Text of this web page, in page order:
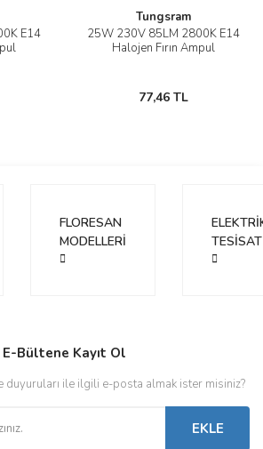
E14
Tungsram
25W 230V 85LM 2800K E14
Halojen Fırın Ampul
77,46 TL
FLORESAN
MODELLERİ
TESİSAT
E-Bültene Kayıt Ol
duyuruları ile ilgili e-posta almak ister misiniz?
EKLE